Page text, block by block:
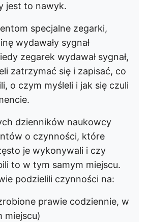
jest to nawyk.
specjalne zegarki,
wydawały sygnał
zegarek wydawał sygnał,
zatrzymać się i zapisać, co
o czym myśleli i jak się czuli
dzienników naukowcy
o czynności, które
je wykonywali i czy
to w tym samym miejscu.
podzielili czynności na:
prawie codziennie, w
miejscu)